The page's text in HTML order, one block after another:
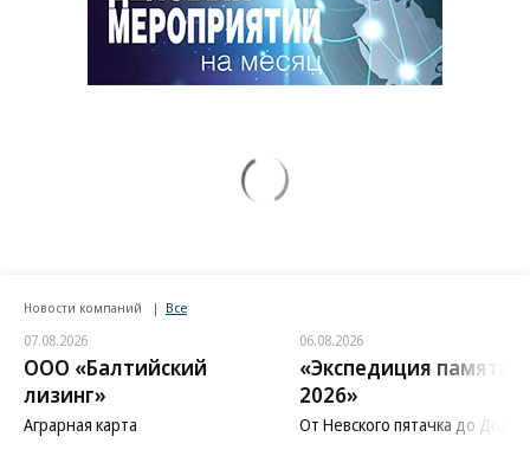
Новости компаний Все
07.08.2026
ООО «Балтийский
лизинг»
Аграрная карта
06.08.2026
«Экспедиция памяти
2026»
От Невского пятачка до